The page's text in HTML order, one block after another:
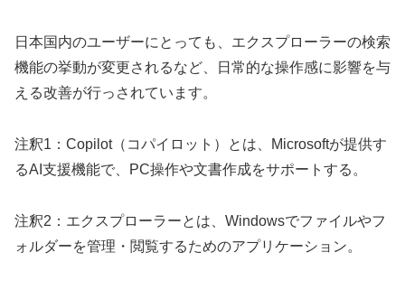
日本国内のユーザーにとっても、エクスプローラーの検索
機能の挙動が変更されるなど、日常的な操作感に影響を与
える改善が行っされています。
注釈1：Copilot（コパイロット）とは、Microsoftが提供す
るAI支援機能で、PC操作や文書作成をサポートする。
注釈2：エクスプローラーとは、Windowsでファイルやフ
ォルダーを管理・閲覧するためのアプリケーション。